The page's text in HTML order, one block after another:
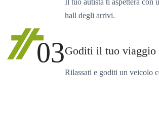
hall degli arrivi.
03Goditi il tuo viaggio
Rilassati e goditi un veicolo